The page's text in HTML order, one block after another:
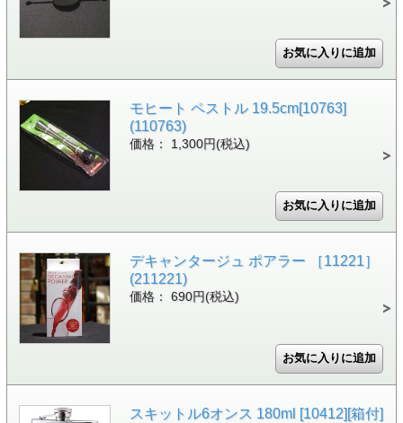
モヒート ペストル 19.5cm[10763]
(110763)
価格： 1,300円(税込)
デキャンタージュ ポアラー ［11221］
(211221)
価格： 690円(税込)
スキットル6オンス 180ml [10412][箱付]